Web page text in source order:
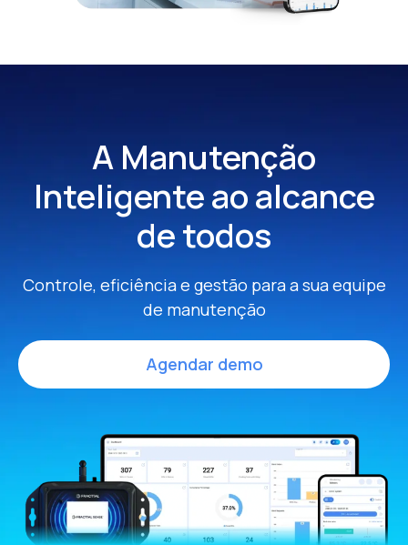
A Manutenção
Inteligenteao alcance
de todos
Controle, eficiência e gestão para a sua equipe
de manutenção
Agendar demo